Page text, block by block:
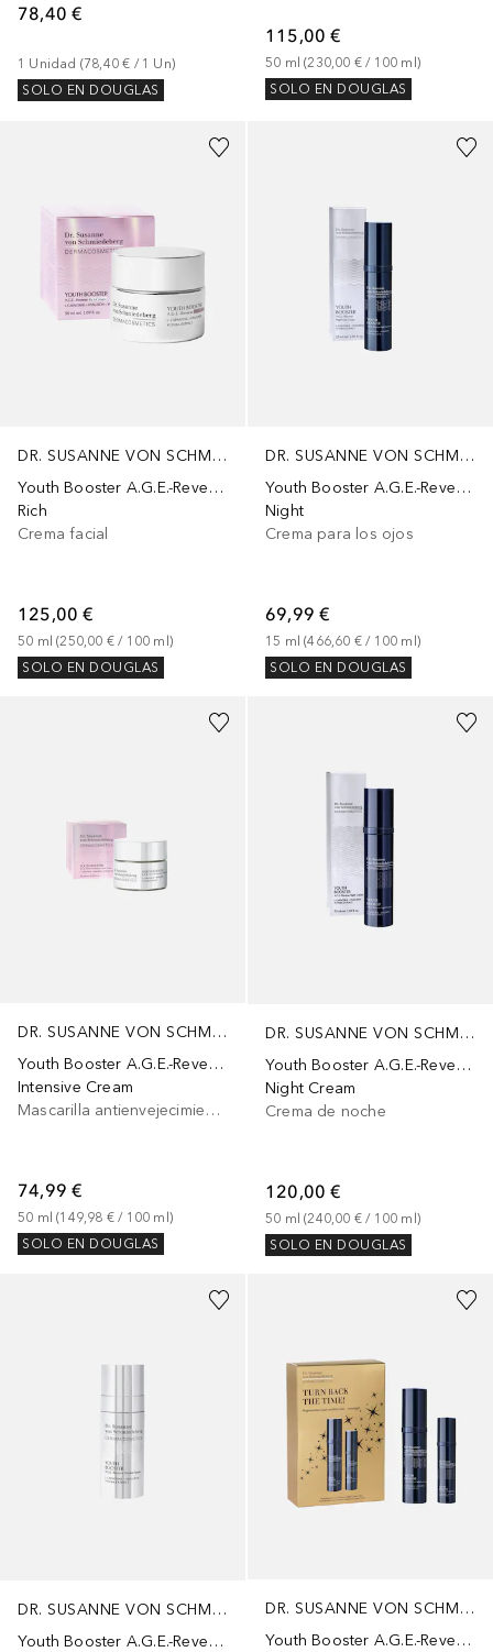
78,40 €
1 Unidad (78,40 € / 1 Un)
SOLO EN DOUGLAS
115,00 €
50 ml (230,00 € / 100 ml )
SOLO EN DOUGLAS
DR. SUSANNE VON SCHMIEDEBERG
Youth Booster A.G.E.-Reverse
Rich
Crema facial
125,00 €
50 ml (250,00 € / 100 ml )
SOLO EN DOUGLAS
DR. SUSANNE VON SCHMIEDEBERG
Youth Booster A.G.E.-Reverse
Night
Crema para los ojos
69,99 €
15 ml (466,60 € / 100 ml )
SOLO EN DOUGLAS
DR. SUSANNE VON SCHMIEDEBERG
Youth Booster A.G.E.-Reverse
Intensive Cream
Mascarilla antienvejecimiento
74,99 €
50 ml (149,98 € / 100 ml )
SOLO EN DOUGLAS
DR. SUSANNE VON SCHMIEDEBERG
Youth Booster A.G.E.-Reverse
Night Cream
Crema de noche
120,00 €
50 ml (240,00 € / 100 ml)
SOLO EN DOUGLAS
DR. SUSANNE VON SCHMIEDEBERG
Youth Booster A.G.E.-Reverse
DR. SUSANNE VON SCHMIEDEBERG
Youth Booster A.G.E.-Reverse